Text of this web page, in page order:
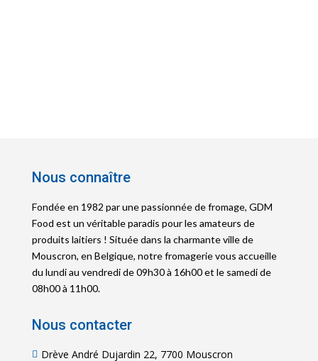
Nous connaître
Fondée en 1982 par une passionnée de fromage, GDM
Food est un véritable paradis pour les amateurs de
produits laitiers ! Située dans la charmante ville de
Mouscron, en Belgique, notre fromagerie vous accueille
du lundi au vendredi de 09h30 à 16h00 et le samedi de
08h00 à 11h00.
Nous contacter
 Drève André Dujardin 22, 7700 Mouscron